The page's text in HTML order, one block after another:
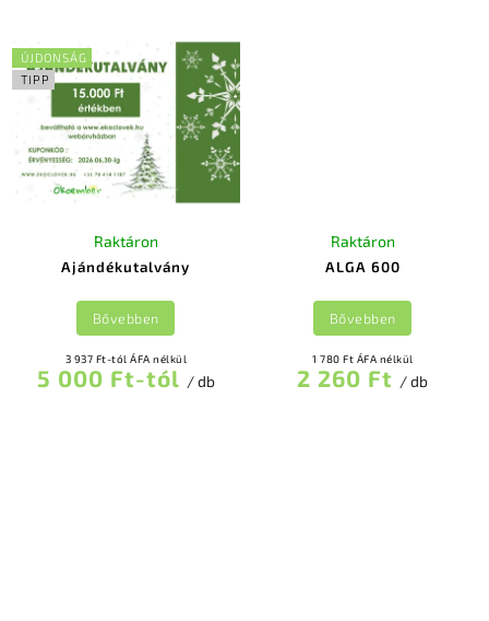
ÚJDONSÁG
TIPP
Ajándékutalvány
Raktáron
3 937 Ft-tól ÁFA nélkül
5 000 Ft-tól / db
Bővebben
ALGA 600
Raktáron
1 780 Ft ÁFA nélkül
2 260 Ft / db
Bővebben